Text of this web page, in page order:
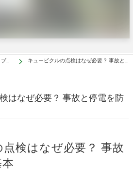
ブログ キュービクルの点検はなぜ必要？ 事故と停電を防ぐ基本
はなぜ必要？ 事故と停電を防
検はなぜ必要？ 事故